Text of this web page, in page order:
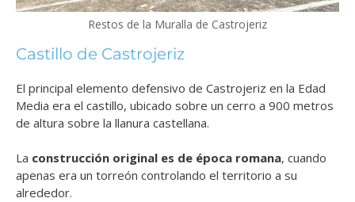
Restos de la Muralla de Castrojeriz
Castillo de Castrojeriz
El principal elemento defensivo de Castrojeriz en la Edad
Media era el castillo, ubicado sobre un cerro a 900 metros
de altura sobre la llanura castellana.
La construcción original es de época romana, cuando
apenas era un torreón controlando el territorio a su
alrededor.